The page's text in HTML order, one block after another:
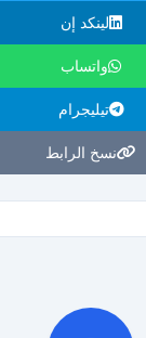
لينكد إن
واتساب
تيليجرام
نسخ الرابط